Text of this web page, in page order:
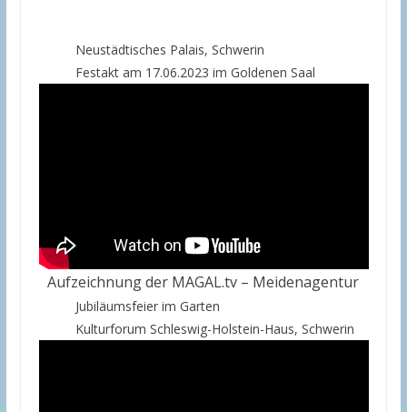
Neustädtisches Palais, Schwerin
Festakt am 17.06.2023 im Goldenen Saal
Aufzeichnung der MAGAL.tv – Meidenagentur
Jubiläumsfeier im Garten
Kulturforum Schleswig-Holstein-Haus, Schwerin